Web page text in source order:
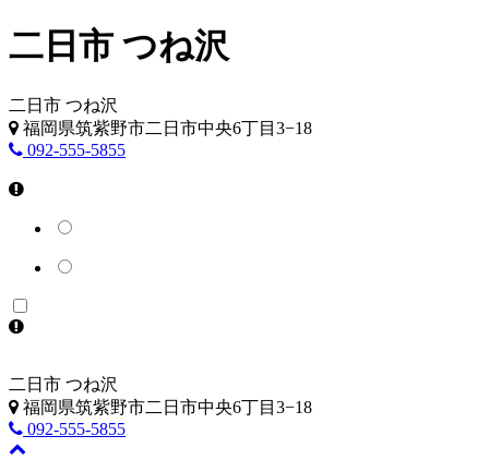
二日市 つね沢
二日市 つね沢
福岡県筑紫野市二日市中央6丁目3−18
092-555-5855
二日市 つね沢
福岡県筑紫野市二日市中央6丁目3−18
092-555-5855